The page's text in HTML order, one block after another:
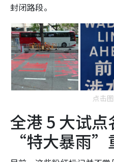
封闭路段。
点击
全港 5 大试
“特大暴雨”